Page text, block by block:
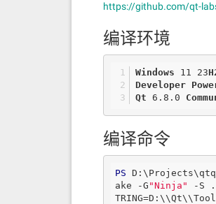
https://github.com/qt-
编译环境
Windows 11 23
Developer
Qt 6 .8 .0
编译命令
PS
ake -G "Ninja" -S